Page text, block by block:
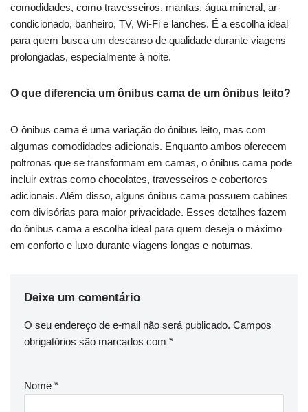
comodidades, como travesseiros, mantas, água mineral, ar-
condicionado, banheiro, TV, Wi-Fi e lanches. É a escolha ideal
para quem busca um descanso de qualidade durante viagens
prolongadas, especialmente à noite.
O que diferencia um ônibus cama de um ônibus leito?
O ônibus cama é uma variação do ônibus leito, mas com
algumas comodidades adicionais. Enquanto ambos oferecem
poltronas que se transformam em camas, o ônibus cama pode
incluir extras como chocolates, travesseiros e cobertores
adicionais. Além disso, alguns ônibus cama possuem cabines
com divisórias para maior privacidade. Esses detalhes fazem
do ônibus cama a escolha ideal para quem deseja o máximo
em conforto e luxo durante viagens longas e noturnas.
Deixe um comentário
O seu endereço de e-mail não será publicado. Campos
obrigatórios são marcados com *
Nome *